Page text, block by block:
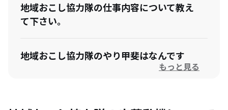
地域おこし協力隊の仕事内容について教え
て下さい。
地域おこし協力隊のやり甲斐はなんです
もっと見る